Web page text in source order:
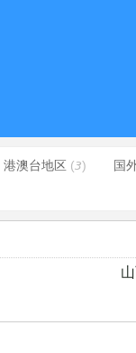
港澳台地区 (3) 国